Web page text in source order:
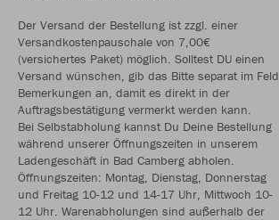
Der Versand der Bestellung ist zzgl. einer
Versandkostenpauschale von 7,00€
(versichertes Paket) möglich. Solltest DU einen
Versand wünschen, gib das Bitte separat im Feld
Bemerkungen an, damit es direkt in der
Auftragsbestätigung vermerkt werden kann.
Bei Selbstabholung kannst Du Deine Bestellung
während unserer Öffnungszeiten in unserem
Ladengeschäft in Bad Camberg abholen.
Öffnungszeiten: Montag, Dienstag, Donnerstag
und Freitag 10-12 und 14-17 Uhr, Mittwoch 10-
12 Uhr. Warenabholungen sind außerhalb der